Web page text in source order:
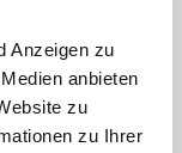
Anzeigen zu
anbieten
zu
zu Ihrer